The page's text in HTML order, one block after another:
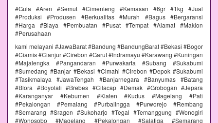
#Gula #Aren #Semut #Cimenteng #Kemasan #6gr #1kg #Jual
#Produksi #Produsen #Berkualitas #Murah #Bagus #Bergaransi
#Harga #Biaya #Pembuatan #Pusat #Tempat #Alamat #Maklon
#Perusahaan
kami melayani #JawaBarat #Bandung #BandungBarat #Bekasi #Bogor
#Ciamis #Cianjur #Cirebon #Garut #Indramayu #Karawang #Kuningan
#Majalengka #Pangandaran #Purwakarta #Subang #Sukabumi
#Sumedang #Banjar #Bekasi #Cimahi #Cirebon #Depok #Sukabumi
#Tasikmalaya #JawaTengah #Banjarnegara #Banyumas #Batang
#Blora #Boyolali #Brebes #Cilacap #Demak #Grobogan #Jepara
#Karanganyar #Kebumen #Klaten #Kudus #Magelang #Pati
#Pekalongan #Pemalang #Purbalingga #Purworejo #Rembang
#Semarang #Sragen #Sukoharjo #Tegal #Temanggung #Wonogiri
#Wonosobo #Magelang #Pekalongan #Salatiga #Semarang